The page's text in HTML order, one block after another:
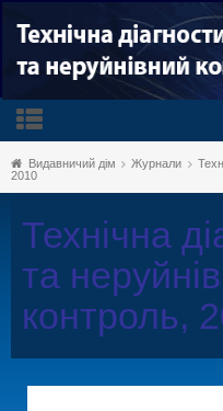
Видавничий дім Журнали
2010
Технічна
та
контроль,